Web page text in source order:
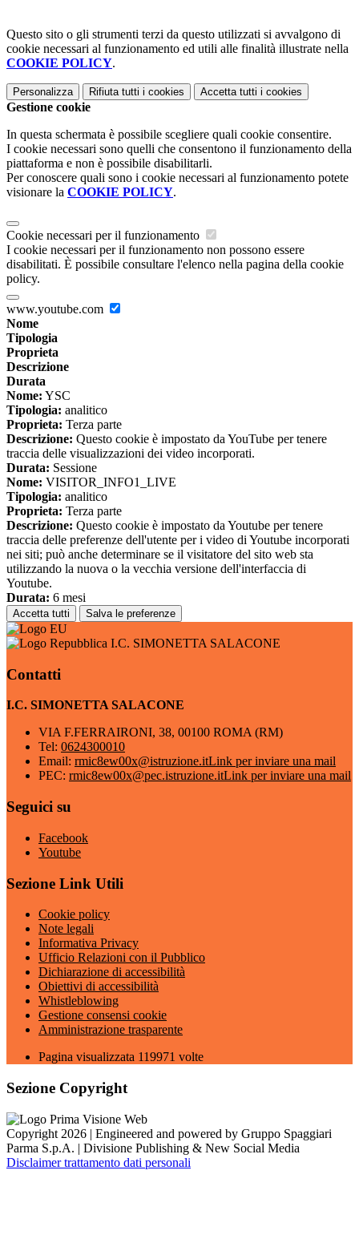
Questo sito o gli strumenti terzi da questo utilizzati si avvalgono di
cookie necessari al funzionamento ed utili alle finalità illustrate nella
COOKIE POLICY.
Personalizza Rifiuta tutti i cookies Accetta tutti i cookies
Gestione cookie
In questa schermata è possibile scegliere quali cookie consentire.
I cookie necessari sono quelli che consentono il funzionamento della
piattaforma e non è possibile disabilitarli.
Per conoscere quali sono i cookie necessari al funzionamento potete
visionare la COOKIE POLICY.
Cookie necessari per il funzionamento
I cookie necessari per il funzionamento non possono essere
disabilitati. È possibile consultare l'elenco nella pagina della cookie
policy.
www.youtube.com
Nome
Tipologia
Proprieta
Descrizione
Durata
Nome: YSC
Tipologia: analitico
Proprieta: Terza parte
Descrizione: Questo cookie è impostato da YouTube per tenere
traccia delle visualizzazioni dei video incorporati.
Durata: Sessione
Nome: VISITOR_INFO1_LIVE
Tipologia: analitico
Proprieta: Terza parte
Descrizione: Questo cookie è impostato da Youtube per tenere
traccia delle preferenze dell'utente per i video di Youtube incorporati
nei siti; può anche determinare se il visitatore del sito web sta
utilizzando la nuova o la vecchia versione dell'interfaccia di
Youtube.
Durata: 6 mesi
Accetta tutti Salva le preferenze
I.C. SIMONETTA SALACONE
Contatti
I.C. SIMONETTA SALACONE
VIA F.FERRAIRONI, 38, 00100 ROMA (RM)
Tel: 0624300010
Email: rmic8ew00x@istruzione.itLink per inviare una mail
PEC: rmic8ew00x@pec.istruzione.itLink per inviare una mail
Seguici su
Facebook
Youtube
Sezione Link Utili
Cookie policy
Note legali
Informativa Privacy
Ufficio Relazioni con il Pubblico
Dichiarazione di accessibilità
Obiettivi di accessibilità
Whistleblowing
Gestione consensi cookie
Amministrazione trasparente
Pagina visualizzata 119971 volte
Sezione Copyright
Copyright 2026 | Engineered and powered by Gruppo Spaggiari
Parma S.p.A. | Divisione Publishing & New Social Media
Disclaimer trattamento dati personali